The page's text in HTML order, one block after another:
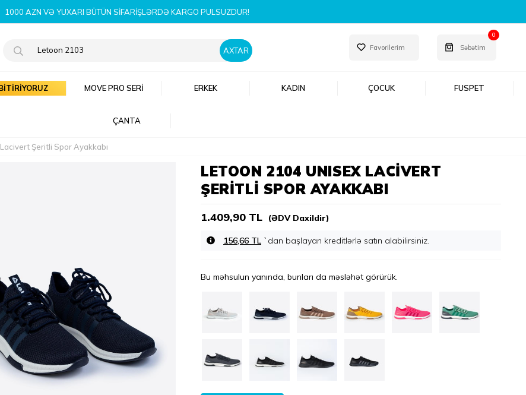
YENI MÖVSÜM MƏHSULLARINI İNDI KƏŞF ET!
Favorilerim Səbətim
0
MOVE PRO SERI ERKEK KADIN ÇOCUK FUSPET
ÇANTA
Şeritli Spor Ayakkabı
LETOON 2104 UNISEX LACIVERT
ŞERITLI SPOR AYAKKABI
1.409,90 TL (ƏDV Daxildir)
156,66 TL `dan başlayan kreditlərlə
Bu məhsulun yanında, bunları da məsləhət görürük.